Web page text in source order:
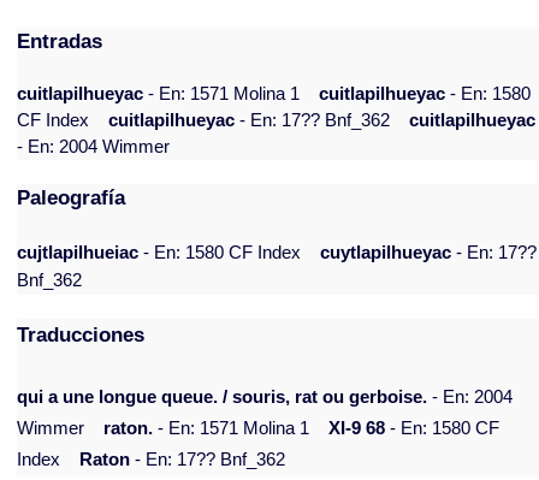
Entradas
cuitlapilhueyac- En: 1571 Molina 1 cuitlapilhueyac- En: 1580
CF Index
cuitlapilhueyac- En: 17?? Bnf_362
cuitlapilhueyac
- En: 2004 Wimmer
Paleografía
cujtlapilhueiac - En: 1580 CF Index cuytlapilhueyac - En: 17??
Bnf_362
Traducciones
qui a une longue queue. / souris, rat ou gerboise. - En: 2004
Wimmer
raton. - En: 1571 Molina 1 XI-9 68 - En: 1580 CF
Index
Raton - En: 17?? Bnf_362